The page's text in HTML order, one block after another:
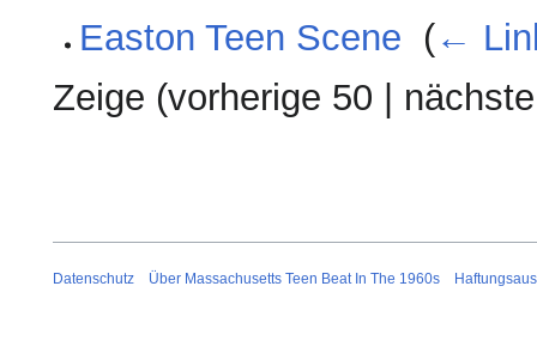
Easton Teen Scene (←
Zeige (vorherige 50
Datenschutz Über Massachusetts Teen Beat In The 1960s